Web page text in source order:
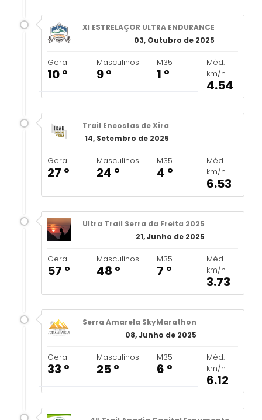
XI ESTRELAÇOR ULTRA ENDURANCE
03, Outubro de 2025
Geral
10 º
Masculinos
9 º
M35
1 º
Méd.
km/h
4.54
Trail Encostas de Xira
14, Setembro de 2025
Geral
27 º
Masculinos
24 º
M35
4 º
Méd.
km/h
6.53
Ultra Trail Serra da Freita 2025
21, Junho de 2025
Geral
57 º
Masculinos
48 º
M35
7 º
Méd.
km/h
3.73
Serra Amarela SkyMarathon
08, Junho de 2025
Geral
33 º
Masculinos
25 º
M35
6 º
Méd.
km/h
6.12